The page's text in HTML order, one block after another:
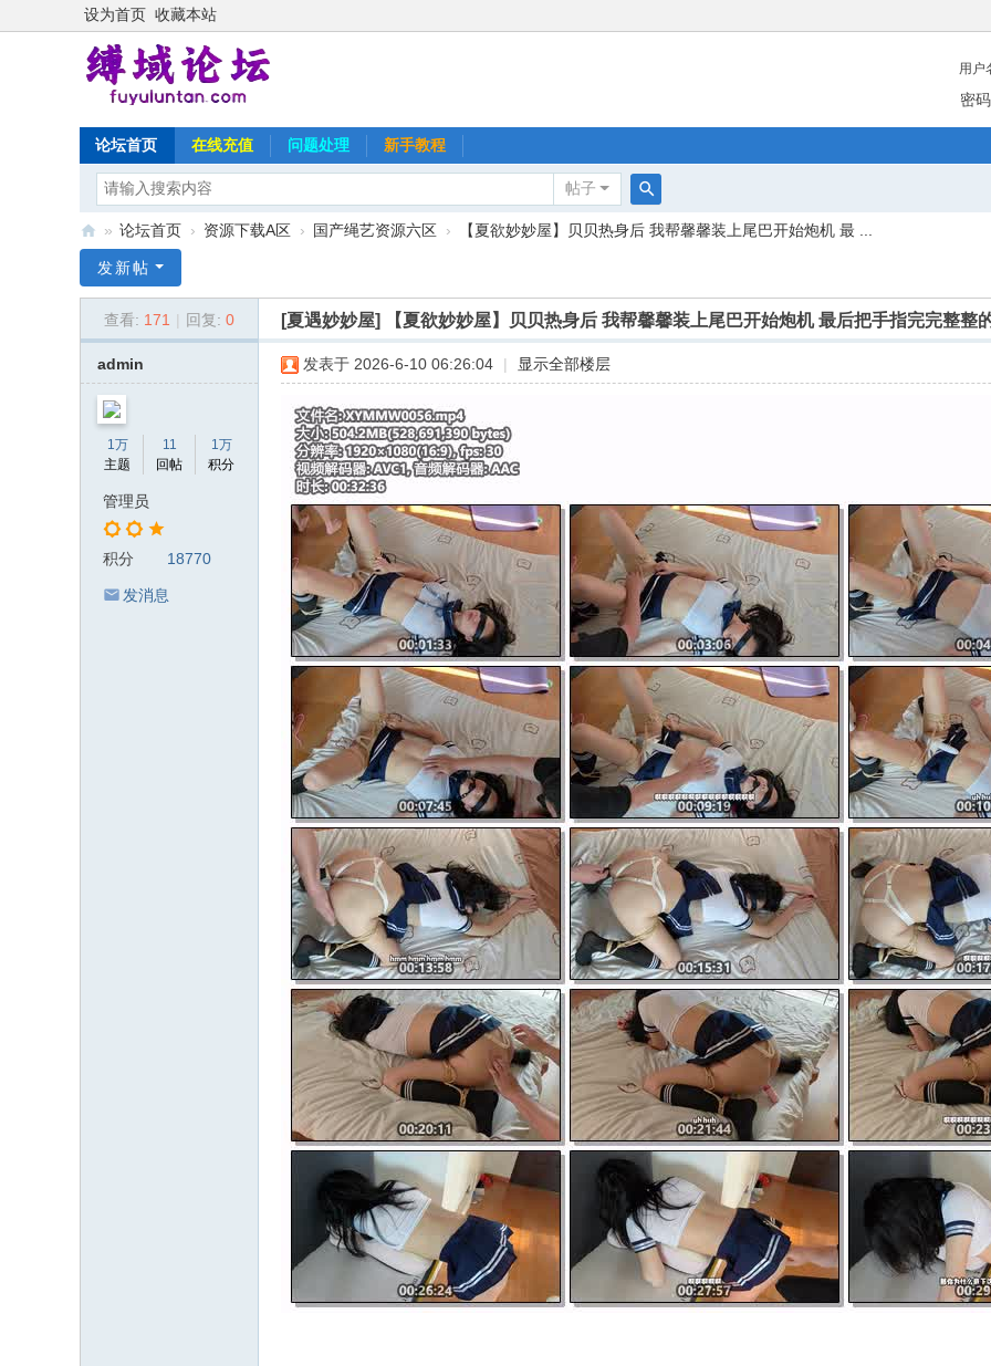
设为首页 收藏本站
用户
密码
论坛首页 在线充值 问题处理 新手教程
帖子
搜
域
» 论坛首页 › 资源下载A区 › 国产绳艺资源六区 › 【夏欲妙妙屋】贝贝热身后 我帮馨馨装上尾巴开始炮机 最 ...
发新帖
查看: 171 回复: 0 [夏遇妙妙屋] 【夏欲妙妙屋】贝贝热身后 我帮馨馨装上尾巴开始炮机 最后把手指完完整
admin
1万
主题
11
回帖
1万
积分
管理员
积分 18770
发消息
发表于 2026-6-10 06:26:04 显示全部楼层